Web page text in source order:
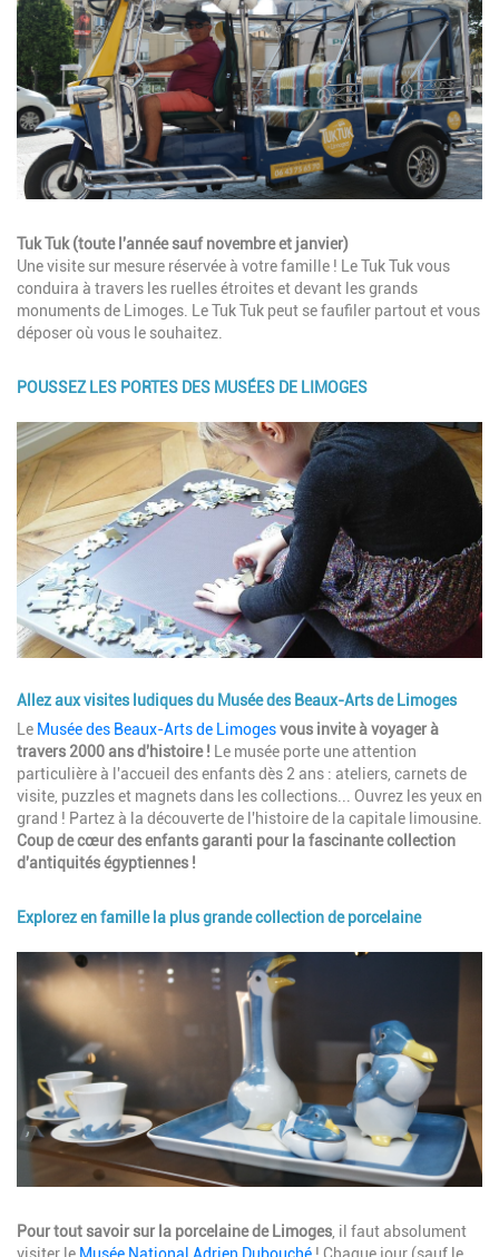
Description
Tuk Tuk (toute l'année sauf novembre et janvier)
Une visite sur mesure réservée à votre famille ! Le Tuk Tuk vous
conduira à travers les ruelles étroites et devant les grands
monuments de Limoges. Le Tuk Tuk peut se faufiler partout et vous
déposer où vous le souhaitez.
POUSSEZ LES PORTES DES MUSÉES DE LIMOGES
Image
Description
Allez aux visites ludiques du Musée des Beaux-Arts de Limoges
Le Musée des Beaux-Arts de Limogesvous invite à voyager à
travers 2000 ans d'histoire ! Le musée porte une attention
particulière à l'accueil des enfants dès 2 ans : ateliers, carnets de
visite, puzzles et magnets dans les collections... Ouvrez les yeux en
grand ! Partez à la découverte de l'histoire de la capitale limousine.
Coup de cœur des enfants garanti pour la fascinante collection
d'antiquités égyptiennes !
Explorez en famille la plus grande collection de porcelaine
Description
Pour tout savoir sur la porcelaine de Limoges, il faut absolument